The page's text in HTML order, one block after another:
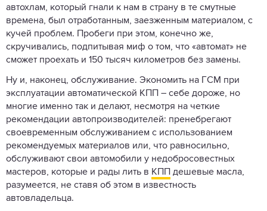
автохлам, который гнали к нам в страну в те смутные
времена, был отработанным, заезженным материалом, с
кучей проблем. Пробеги при этом, конечно же,
скручивались, подпитывая миф о том, что «автомат» не
сможет проехать и 150 тысяч километров без замены.
Ну и, наконец, обслуживание. Экономить на ГСМ при
эксплуатации автоматической КПП – себе дороже, но
многие именно так и делают, несмотря на четкие
рекомендации автопроизводителей: пренебрегают
своевременным обслуживанием с использованием
рекомендуемых материалов или, что равносильно,
обслуживают свои автомобили у недобросовестных
мастеров, которые и рады лить в КПП
дешевые масла,
разумеется, не ставя об этом в известность
автовладельца.